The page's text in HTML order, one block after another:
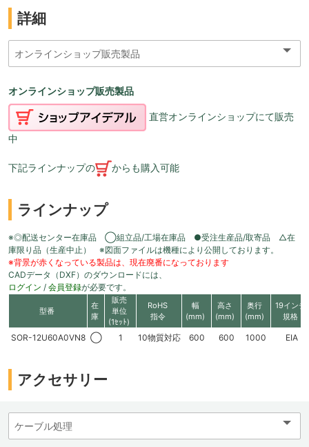
詳細
オンラインショップ販売製品
直営オンラインショップにて販売
中
下記ラインナップの からも購入可能
ラインナップ
※◎配送センター在庫品 ◯組立品/工場在庫品 ●受注生産品/取寄品 △在
庫限り品（生産中止） ※図面ファイルは機種により公開しております。
※背景が赤くなっている製品は、現在廃番になっております
CADデータ（DXF）のダウンロードには、
ログイン / 会員登録が必要です。
型番
在
庫
販売
単位
(1ｾｯﾄ)
RoHS
指令
幅
(mm)
高さ
(mm)
奥行
(mm)
19インチ
規格
SOR-12U60A0VN8 ◯ 1 10物質対応 600 600 1000 EIA
アクセサリー